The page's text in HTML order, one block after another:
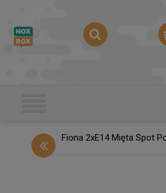
Fiona 2xE14 Mięta Spot